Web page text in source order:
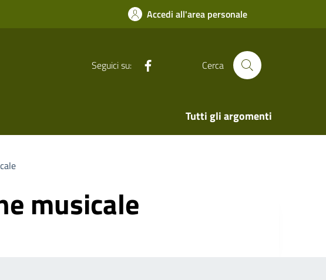
Accedi all'area personale
Seguici su: Cerca
Tutti gli argomenti
musicale